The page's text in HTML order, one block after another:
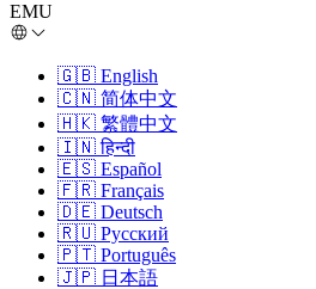
EMU
🇬🇧 English
🇨🇳 简体中文
🇭🇰 繁體中文
🇮🇳 हिन्दी
🇪🇸 Español
🇫🇷 Français
🇩🇪 Deutsch
🇷🇺 Русский
🇵🇹 Português
🇯🇵 日本語